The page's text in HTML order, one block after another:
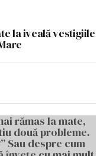
la iveală vestigiile